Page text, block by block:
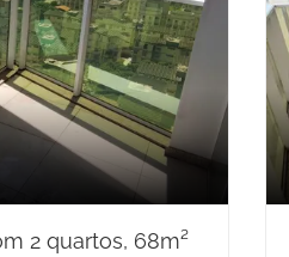
2 quartos, 68m²